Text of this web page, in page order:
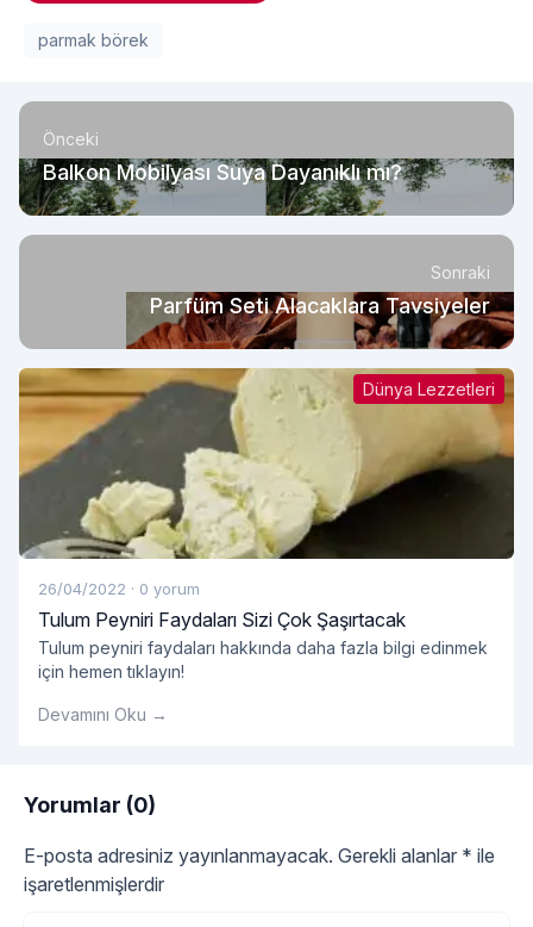
parmak börek
Önceki
Balkon Mobilyası Suya Dayanıklı mı?
Sonraki
Parfüm Seti Alacaklara Tavsiyeler
Dünya Lezzetleri
26/04/2022 · 0 yorum
Tulum Peyniri Faydaları Sizi Çok Şaşırtacak
Tulum peyniri faydaları hakkında daha fazla bilgi edinmek
için hemen tıklayın!
Devamını Oku →
Yorumlar (0)
E-posta adresiniz yayınlanmayacak. Gerekli alanlar * ile
işaretlenmişlerdir